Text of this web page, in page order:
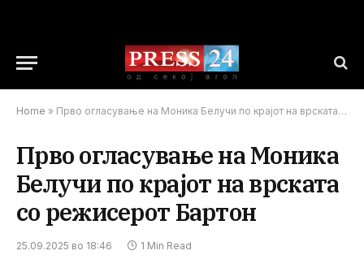
Home » Прво огласување на Моника Белучи по крајот на врската со режисерот Бартон
Прво огласување на Моника
Белучи по крајот на врската
со режисерот Бартон
25.09.2025 во 18:46 1 Min Read